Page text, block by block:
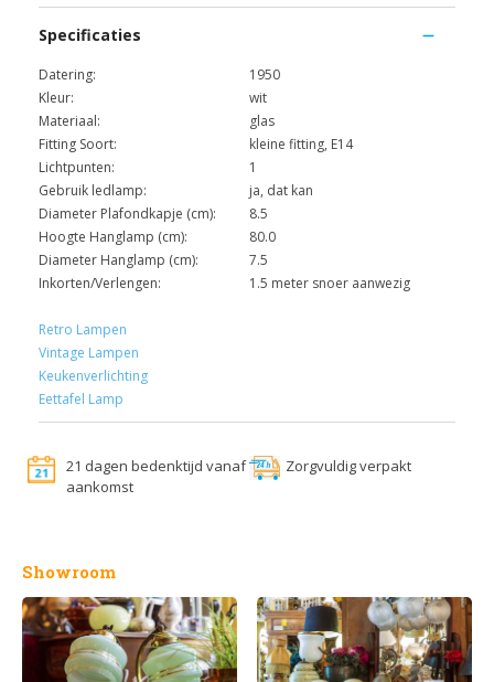
Specificaties
Datering:
1950
Kleur:
wit
Materiaal:
glas
Fitting Soort:
kleine fitting, E14
Lichtpunten:
1
Gebruik ledlamp:
ja, dat kan
Diameter Plafondkapje (cm):
8.5
Hoogte Hanglamp (cm):
80.0
Diameter Hanglamp (cm):
7.5
Inkorten/Verlengen:
1.5 meter snoer aanwezig
Retro Lampen
Vintage Lampen
Keukenverlichting
Eettafel Lamp
21 dagen bedenktijd vanaf
aankomst
Zorgvuldig verpakt
Showroom